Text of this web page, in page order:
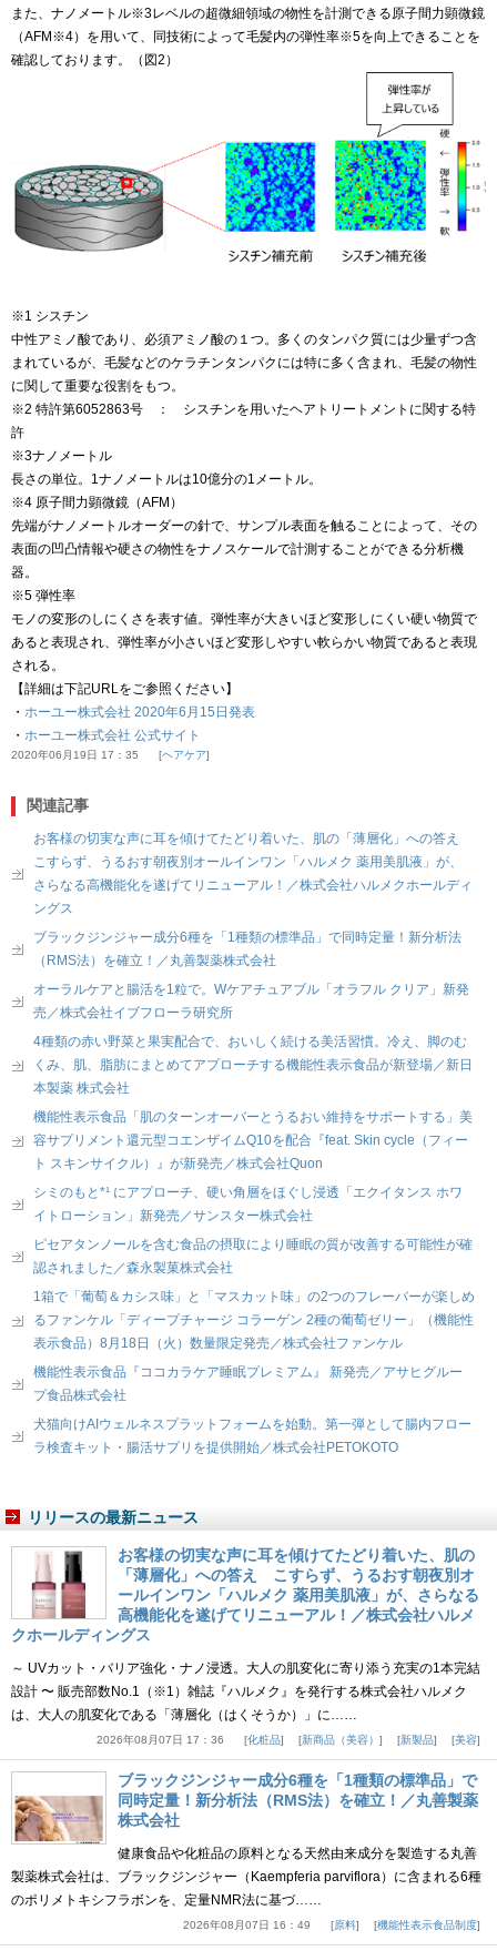
また、ナノメートル※3レベルの超微細領域の物性を計測できる原子間力顕微鏡
（AFM※4）を用いて、同技術によって毛髪内の弾性率※5を向上できることを
確認しております。（図2）
※1 シスチン
中性アミノ酸であり、必須アミノ酸の１つ。多くのタンパク質には少量ずつ含
まれているが、毛髪などのケラチンタンパクには特に多く含まれ、毛髪の物性
に関して重要な役割をもつ。
※2 特許第6052863号 ： シスチンを用いたヘアトリートメントに関する特
許
※3ナノメートル
長さの単位。1ナノメートルは10億分の1メートル。
※4 原子間力顕微鏡（AFM）
先端がナノメートルオーダーの針で、サンプル表面を触ることによって、その
表面の凹凸情報や硬さの物性をナノスケールで計測することができる分析機
器。
※5 弾性率
モノの変形のしにくさを表す値。弾性率が大きいほど変形しにくい硬い物質で
あると表現され、弾性率が小さいほど変形しやすい軟らかい物質であると表現
される。
【詳細は下記URLをご参照ください】
・ ホーユー株式会社 2020年6月15日発表
・ ホーユー株式会社 公式サイト
2020年06月19日 17：35 ヘアケア
関連記事
お客様の切実な声に耳を傾けてたどり着いた、肌の「薄層化」への答え
こすらず、うるおす朝夜別オールインワン「ハルメク 薬用美肌液」が、
さらなる高機能化を遂げてリニューアル！／株式会社ハルメクホールディ
ングス
ブラックジンジャー成分6種を「1種類の標準品」で同時定量！新分析法
（RMS法）を確立！／丸善製薬株式会社
オーラルケアと腸活を1粒で。Wケアチュアブル「オラフル クリア」新発
売／株式会社イブフローラ研究所
4種類の赤い野菜と果実配合で、おいしく続ける美活習慣。冷え、脚のむ
くみ、肌、脂肪にまとめてアプローチする機能性表示食品が新登場／新日
本製薬 株式会社
機能性表示食品「肌のターンオーバーとうるおい維持をサポートする」美
容サプリメント還元型コエンザイムQ10を配合『feat. Skin cycle（フィー
ト スキンサイクル）』が新発売／株式会社Quon
シミのもと*¹ にアプローチ、硬い角層をほぐし浸透「エクイタンス ホワ
イトローション」新発売／サンスター株式会社
ピセアタンノールを含む食品の摂取により睡眠の質が改善する可能性が確
認されました／森永製菓株式会社
1箱で「葡萄＆カシス味」と「マスカット味」の2つのフレーバーが楽しめ
るファンケル「ディープチャージ コラーゲン 2種の葡萄ゼリー」（機能性
表示食品）8月18日（火）数量限定発売／株式会社ファンケル
機能性表示食品『ココカラケア睡眠プレミアム』 新発売／アサヒグルー
プ食品株式会社
犬猫向けAIウェルネスプラットフォームを始動。第一弾として腸内フロー
ラ検査キット・腸活サプリを提供開始／株式会社PETOKOTO
リリースの最新ニュース
お客様の切実な声に耳を傾けてたどり着いた、肌の
「薄層化」への答え こすらず、うるおす朝夜別オ
ールインワン「ハルメク 薬用美肌液」が、さらなる
高機能化を遂げてリニューアル！／株式会社ハルメ
クホールディングス
～ UVカット・バリア強化・ナノ浸透。大人の肌変化に寄り添う充実の1本完結
設計 〜 販売部数No.1（※1）雑誌『ハルメク』を発行する株式会社ハルメク
は、大人の肌変化である「薄層化（はくそうか）」に……
2026年08月07日 17：36 化粧品 新商品（美容） 新製品 美容
ブラックジンジャー成分6種を「1種類の標準品」で
同時定量！新分析法（RMS法）を確立！／丸善製薬
株式会社
健康食品や化粧品の原料となる天然由来成分を製造する丸善
製薬株式会社は、ブラックジンジャー（Kaempferia parviflora）に含まれる6種
のポリメトキシフラボンを、定量NMR法に基づ……
2026年08月07日 16：49 原料 機能性表示食品制度